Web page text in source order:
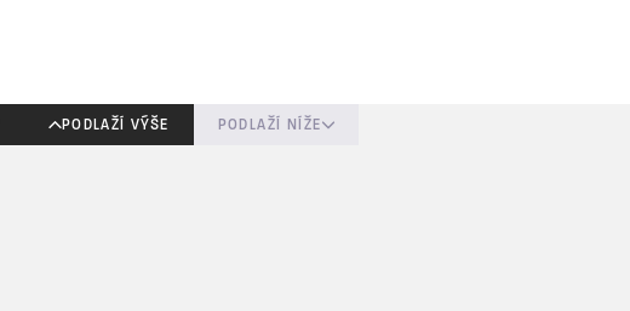
PODLAŽÍ VÝŠE PODLAŽÍ NÍŽE